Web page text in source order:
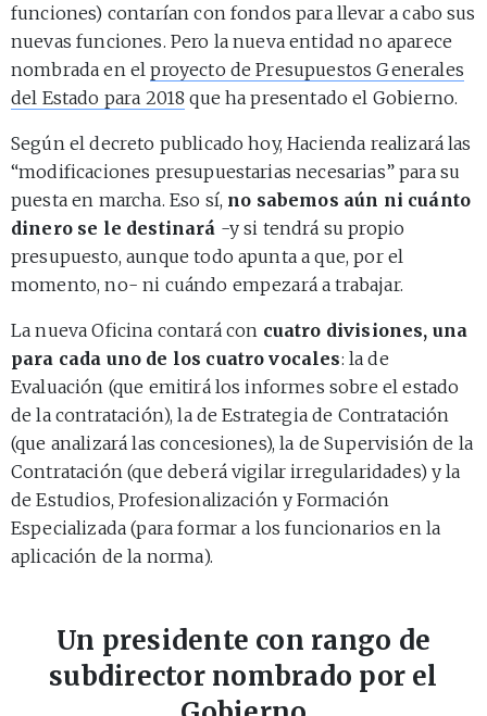
funciones) contarían con fondos para llevar a cabo sus
nuevas funciones. Pero la nueva entidad no aparece
nombrada en elproyecto de Presupuestos Generales
del Estado para 2018 que ha presentado el Gobierno.
Según el decreto publicado hoy, Hacienda realizará las
“modificaciones presupuestarias necesarias” para su
puesta en marcha. Eso sí, no sabemos aún ni cuánto
dinero se le destinará -y si tendrá su propio
presupuesto, aunque todo apunta a que, por el
momento, no- ni cuándo empezará a trabajar.
La nueva Oficina contará con cuatro divisiones, una
para cada uno de los cuatro vocales: la de
Evaluación (que emitirá los informes sobre el estado
de la contratación), la de Estrategia de Contratación
(que analizará las concesiones), la de Supervisión de la
Contratación (que deberá vigilar irregularidades) y la
de Estudios, Profesionalización y Formación
Especializada (para formar a los funcionarios en la
aplicación de la norma).
Un presidente con rango de
subdirector nombrado por el